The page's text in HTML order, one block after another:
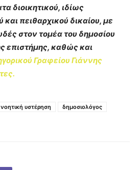
διοικητικού, ιδίως
πειθαρχικού δικαίου, με
στον τομέα του δημοσίου
επιστήμης, καθώς και
Γραφείου Γιάννης
υστέρηση
δημοσιολόγος